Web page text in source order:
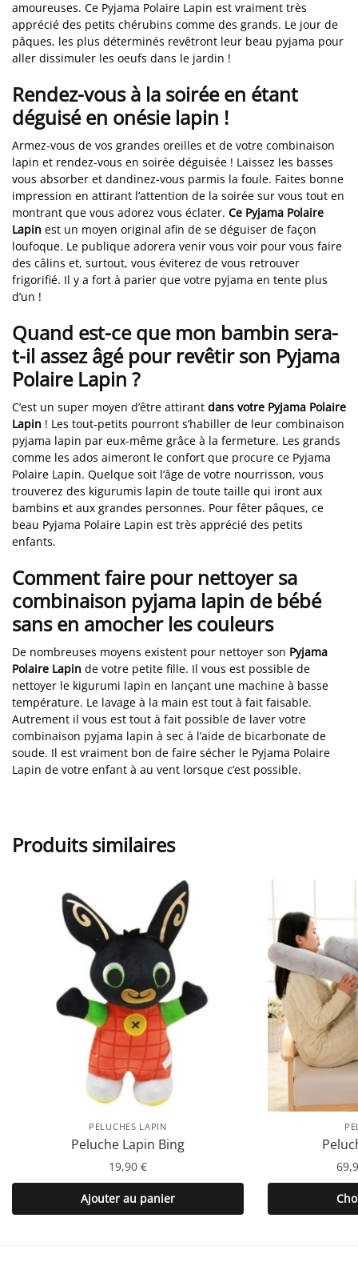
amoureuses. Ce Pyjama Polaire Lapin est vraiment très
apprécié des petits chérubins comme des grands. Le jour de
pâques, les plus déterminés revêtront leur beau pyjama pour
aller dissimuler les oeufs dans le jardin !
Rendez-vous à la soirée en étant
déguisé en onésie lapin !
Armez-vous de vos grandes oreilles et de votre combinaison
lapin et rendez-vous en soirée déguisée ! Laissez les basses
vous absorber et dandinez-vous parmis la foule. Faites bonne
impression en attirant l’attention de la soirée sur vous tout en
montrant que vous adorez vous éclater. Ce Pyjama Polaire
Lapin est un moyen original afin de se déguiser de façon
loufoque. Le publique adorera venir vous voir pour vous faire
des câlins et, surtout, vous éviterez de vous retrouver
frigorifié. Il y a fort à parier que votre pyjama en tente plus
d’un !
Quand est-ce que mon bambin sera-
t-il assez âgé pour revêtir son Pyjama
Polaire Lapin ?
C’est un super moyen d’être attirant dans votre Pyjama Polaire
Lapin ! Les tout-petits pourront s’habiller de leur combinaison
pyjama lapin par eux-même grâce à la fermeture. Les grands
comme les ados aimeront le confort que procure ce Pyjama
Polaire Lapin. Quelque soit l’âge de votre nourrisson, vous
trouverez des kigurumis lapin de toute taille qui iront aux
bambins et aux grandes personnes. Pour fêter pâques, ce
beau Pyjama Polaire Lapin est très apprécié des petits
enfants.
Comment faire pour nettoyer sa
combinaison pyjama lapin de bébé
sans en amocher les couleurs
De nombreuses moyens existent pour nettoyer son Pyjama
Polaire Lapin de votre petite fille. Il vous est possible de
nettoyer le kigurumi lapin en lançant une machine à basse
température. Le lavage à la main est tout à fait faisable.
Autrement il vous est tout à fait possible de laver votre
combinaison pyjama lapin à sec à l’aide de bicarbonate de
soude. Il est vraiment bon de faire sécher le Pyjama Polaire
Lapin de votre enfant à au vent lorsque c’est possible.
Produits similaires
PELUCHES LAPIN
Peluche Lapin Bing
19,90 €
Ajouter au panier